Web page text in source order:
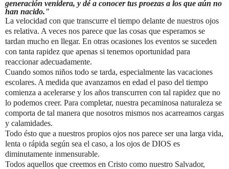
generación venidera, y dé a conocer tus proezas a los que aún no
han nacido."
La velocidad con que transcurre el tiempo delante de nuestros ojos
es relativa. A veces nos parece que las cosas que esperamos se
tardan mucho en llegar. En otras ocasiones los eventos se suceden
con tanta rapidez que apenas si tenemos oportunidad para
reaccionar adecuadamente.
Cuando somos niños todo se tarda, especialmente las vacaciones
escolares. A medida que avanzamos en edad el paso del tiempo
comienza a acelerarse y los años transcurren con tal rapidez que no
lo podemos creer. Para completar, nuestra pecaminosa naturaleza se
comporta de tal manera que nosotros mismos nos acarreamos cargas
y calamidades.
Todo ésto que a nuestros propios ojos nos parece ser una larga vida,
lenta o rápida según sea el caso, a los ojos de DIOS es
diminutamente inmensurable.
Todos aquellos que creemos en Cristo como nuestro Salvador,